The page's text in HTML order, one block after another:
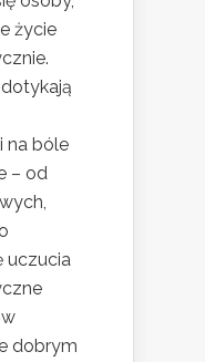
życie
na bóle
– od
uczucia
dobrym